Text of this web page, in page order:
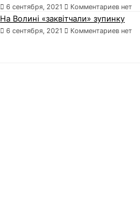
6 сентября, 2021 Комментариев нет
На Волині «заквітчали» зупинку
6 сентября, 2021 Комментариев нет